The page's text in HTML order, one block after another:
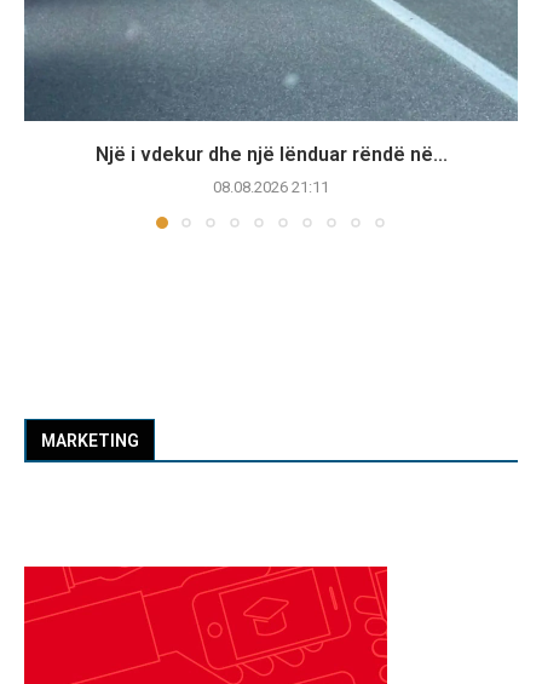
Një i vdekur dhe një lënduar rëndë në...
08.08.2026 21:11
MARKETING